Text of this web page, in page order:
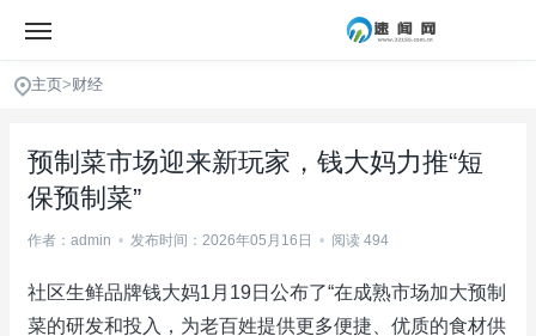
主页>财经
预制菜市场迎来新玩家，钱大妈力推“短
保预制菜”
作者：admin • 发布时间：2026年05月16日 • 阅读 494
社区生鲜品牌钱大妈1月19日公布了“在成熟市场加大预制
菜的研发和投入，为老百姓提供更多便捷、优质的食材供